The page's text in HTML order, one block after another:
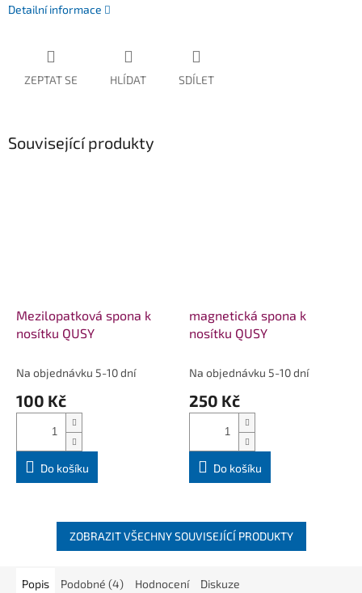
Detailní informace
ZEPTAT SE HLÍDAT SDÍLET
Související produkty
Mezilopatková spona k
nosítku QUSY
Na objednávku 5-10 dní
100 Kč
Do košíku
magnetická spona k
nosítku QUSY
Na objednávku 5-10 dní
250 Kč
Do košíku
ZOBRAZIT VŠECHNY SOUVISEJÍCÍ PRODUKTY
Popis Podobné (4) Hodnocení Diskuze